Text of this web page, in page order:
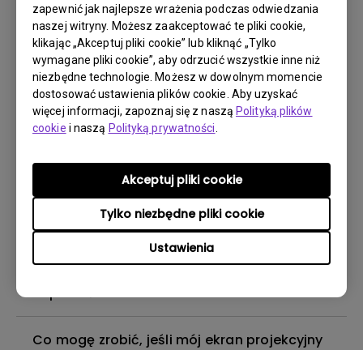
zapewnić jak najlepsze wrażenia podczas odwiedzania
naszej witryny. Możesz zaakceptować te pliki cookie,
klikając „Akceptuj pliki cookie” lub kliknąć „Tylko
wymagane pliki cookie”, aby odrzucić wszystkie inne niż
niezbędne technologie. Możesz w dowolnym momencie
dostosować ustawienia plików cookie. Aby uzyskać
więcej informacji, zapoznaj się z nasząPolityką plików
cookie i naszą Polityką prywatności
Ustawienia
Tylko niezbędne pliki cookie
Akceptuj pliki cookie
Aplikacje czasami niespodziewanie
zamykają się na moim telewizorze Android,
a system zawiesza się i wraca do ekranu
głównego. Jak mogę to naprawić?
Jaka wersja kabla HDMI jest zgodna z 4K
Słyszę dźwięk, ale ekran zawsze jest pusty
po podłączeniu urządzenia mobilnego do
projektora za pomocą kabla lub adaptera i
próbie strumieniowania treści z serwisów
naprawić?
Co mogę zrobić, jeśli mój ekran projekcyjny